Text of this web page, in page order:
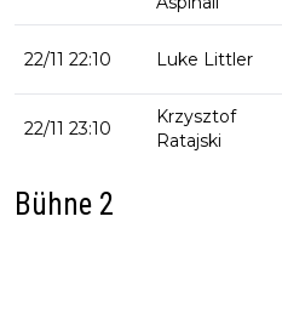
22/11 22:10 Luke Littler
22/11 23:10
Krzysztof
Ratajski
Bühne 2